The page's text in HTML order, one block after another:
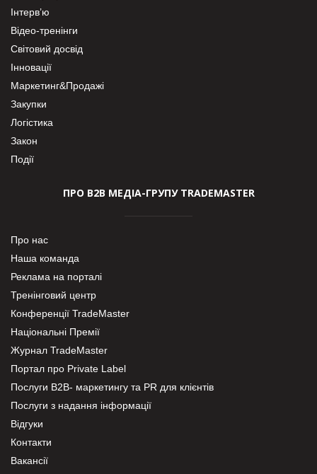
Інтерв’ю
Відео-тренінги
Світовий досвід
Інновації
Маркетинг&Продажі
Закупки
Логістика
Закон
Події
ПРО В2В МЕДІА-ГРУПУ TRADEMASTER
Про нас
Наша команда
Реклама на порталі
Тренінговий центр
Конференції TradeMaster
Національні Премії
Журнал TradeMaster
Портал про Private Label
Послуги В2В- маркетингу та PR для клієнтів
Послуги з надання інформації
Відгуки
Контакти
Вакансії